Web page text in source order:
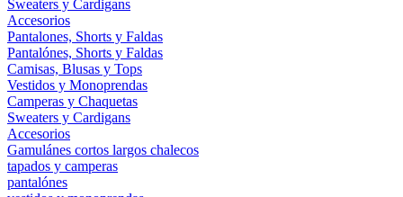
Sweaters y Cardigans
Accesorios
Pantalones, Shorts y Faldas
Pantalónes, Shorts y Faldas
Camisas, Blusas y Tops
Vestidos y Monoprendas
Camperas y Chaquetas
Sweaters y Cardigans
Accesorios
Gamulánes cortos largos chalecos
tapados y camperas
pantalónes